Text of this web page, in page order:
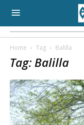
Home Tag Balilla
Tag: Balilla